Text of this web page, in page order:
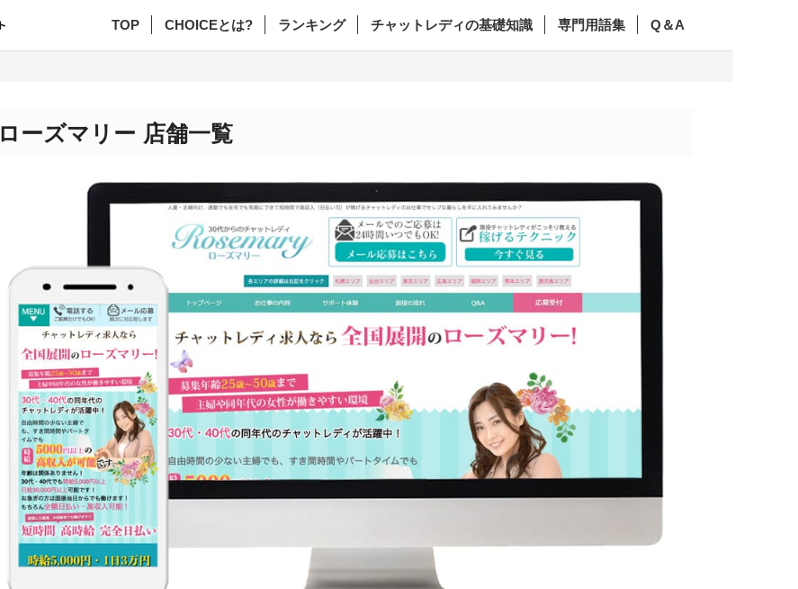
TOP CHOICEとは? ランキング チャットレディの基礎知識 専門用語集 Q＆A
ローズマリー 店舗一覧